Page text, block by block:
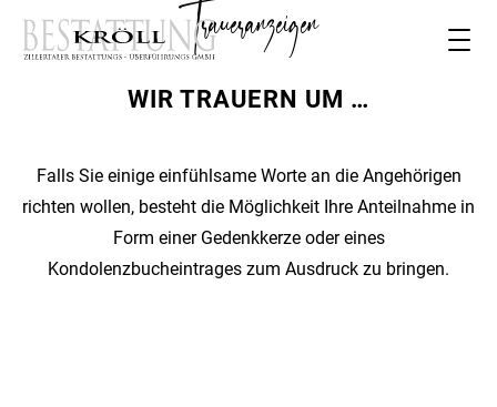
Traueranzeigen
WIR TRAUERN UM …
Falls Sie einige einfühlsame Worte an die Angehörigen
richten wollen, besteht die Möglichkeit Ihre Anteilnahme in
Form einer Gedenkkerze oder eines
Kondolenzbucheintrages zum Ausdruck zu bringen.